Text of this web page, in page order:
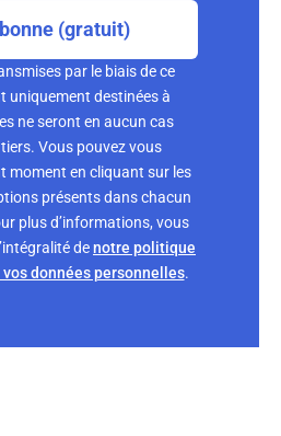
(gratuit)
par le biais de ce
uniquement destinées à
ne seront en aucun cas
Vous pouvez vous
moment en cliquant sur les
présents dans chacun
plus d’informations, vous
denotre politique
données personnelles.